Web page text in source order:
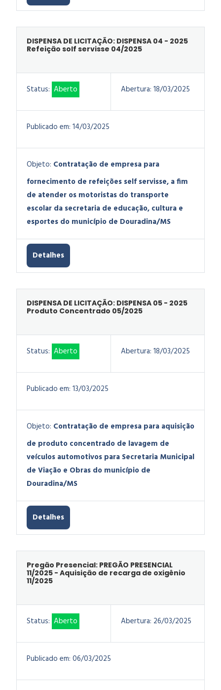
DISPENSA DE LICITAÇÃO: DISPENSA 04 - 2025
Refeição solf servisse 04/2025
Status: Aberto Abertura: 18/03/2025
Publicado em: 14/03/2025
Objeto: Contratação de empresa para
fornecimento de refeições self servisse, a fim
de atender os motoristas do transporte
escolar da secretaria de educação, cultura e
esportes do município de Douradina/MS
Detalhes
DISPENSA DE LICITAÇÃO: DISPENSA 05 - 2025
Produto Concentrado 05/2025
Status: Aberto Abertura: 18/03/2025
Publicado em: 13/03/2025
Objeto: Contratação de empresa para aquisição
de produto concentrado de lavagem de
veículos automotivos para Secretaria Municipal
de Viação e Obras do município de
Douradina/MS
Detalhes
Pregão Presencial: PREGÃO PRESENCIAL
11/2025 - Aquisição de recarga de oxigênio
11/2025
Status: Aberto Abertura: 26/03/2025
Publicado em: 06/03/2025